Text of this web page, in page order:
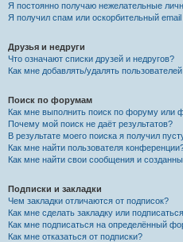
Я постоянно получаю нежелательные
Я получил спам или оскорбительный email
Друзья и недруги
Что означают списки друзей и недругов?
Как мне добавлять/удалять
Поиск по форумам
Как мне выполнить поиск по форуму или
Почему мой поиск не даёт результатов?
В результате моего поиска я получил
Как мне найти пользователя
Как мне найти свои сообщения и
Подписки и закладки
Чем закладки отличаются от подписок?
Как мне сделать закладку или
Как мне подписаться на определённый
Как мне отказаться от подписки?